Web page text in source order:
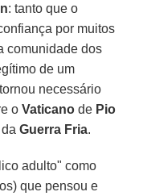
: tanto que o
por muitos
comunidade dos
de um
necessário
oVaticano de Pio
daGuerra Fria.
adulto" como
que pensou e